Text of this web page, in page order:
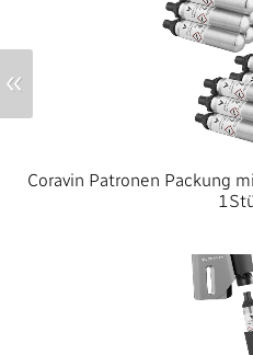
Coravin Patronen Packung
«